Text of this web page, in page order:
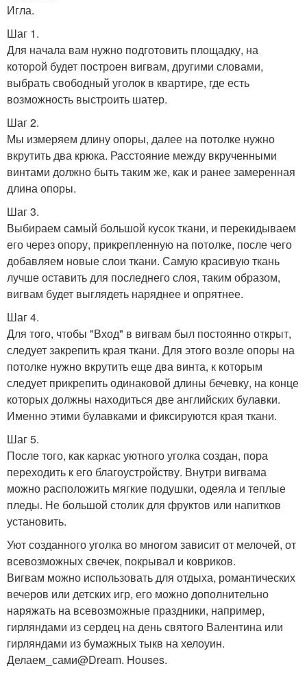
Игла.
Шаг 1.
Для начала вам нужно подготовить площадку, на
которой будет построен вигвам, другими словами,
выбрать свободный уголок в квартире, где есть
возможность выстроить шатер.
Шаг 2.
Мы измеряем длину опоры, далее на потолке нужно
вкрутить два крюка. Расстояние между вкрученными
винтами должно быть таким же, как и ранее замеренная
длина опоры.
Шаг 3.
Выбираем самый большой кусок ткани, и перекидываем
его через опору, прикрепленную на потолке, после чего
добавляем новые слои ткани. Самую красивую ткань
лучше оставить для последнего слоя, таким образом,
вигвам будет выглядеть наряднее и опрятнее.
Шаг 4.
Для того, чтобы "Вход" в вигвам был постоянно открыт,
следует закрепить края ткани. Для этого возле опоры на
потолке нужно вкрутить еще два винта, к которым
следует прикрепить одинаковой длины бечевку, на конце
которых должны находиться две английских булавки.
Именно этими булавками и фиксируются края ткани.
Шаг 5.
После того, как каркас уютного уголка создан, пора
переходить к его благоустройству. Внутри вигвама
можно расположить мягкие подушки, одеяла и теплые
пледы. Не большой столик для фруктов или напитков
установить.
Уют созданного уголка во многом зависит от мелочей, от
всевозможных свечек, покрывал и ковриков.
Вигвам можно использовать для отдыха, романтических
вечеров или детских игр, его можно дополнительно
наряжать на всевозможные праздники, например,
гирляндами из сердец на день святого Валентина или
гирляндами из бумажных тыкв на хелоуин.
Делаем_сами@Dream. Houses.